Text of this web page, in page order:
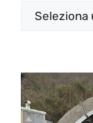
Categorie